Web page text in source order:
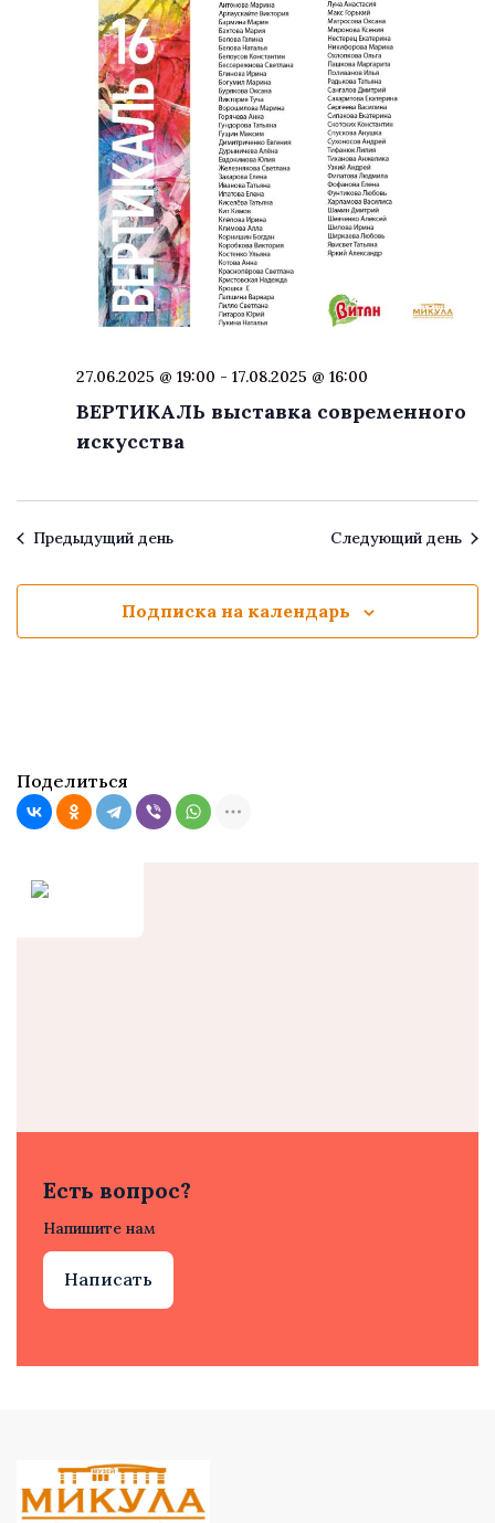
27.06.2025 @ 19:00 - 17.08.2025 @ 16:00
ВЕРТИКАЛЬ выставка современного
искусства
Предыдущий день Следующий день
Подписка на календарь
Поделиться
Есть вопрос?
Напишите нам
Написать